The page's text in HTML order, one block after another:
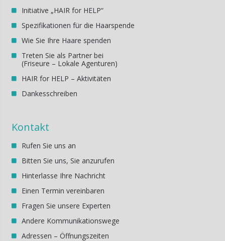
Initiative „HAIR for HELP“
Spezifikationen für die Haarspende
Wie Sie Ihre Haare spenden
Treten Sie als Partner bei
(Friseure – Lokale Agenturen)
HAIR for HELP – Aktivitäten
Dankesschreiben
Kontakt
Rufen Sie uns an
Bitten Sie uns, Sie anzurufen
Hinterlasse Ihre Nachricht
Einen Termin vereinbaren
Fragen Sie unsere Experten
Andere Kommunikationswege
Adressen – Öffnungszeiten